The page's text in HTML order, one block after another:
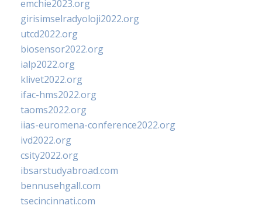
emchie2023.org
girisimselradyoloji2022.org
utcd2022.org
biosensor2022.org
ialp2022.org
klivet2022.org
ifac-hms2022.org
taoms2022.org
iias-euromena-conference2022.org
ivd2022.org
csity2022.org
ibsarstudyabroad.com
bennusehgall.com
tsecincinnati.com